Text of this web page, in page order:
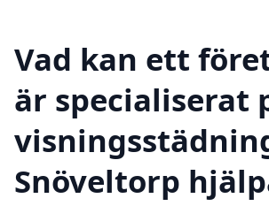
Vad kan ett
är specialiserat
Snöveltorp